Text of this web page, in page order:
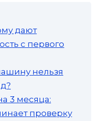
дают
с первого
нельзя
3 месяца:
проверку